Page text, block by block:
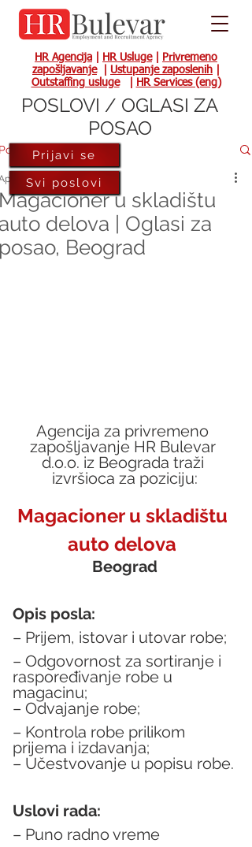
HR Agencija HR Usluge|
Privremeno
zapošljavanje| Ustupanje zaposlenih
Outstaffing usluge| HR Services (eng)
u skladištu
delova | Oglasi za
Beograd
13, 2022
Agencija za privremeno
zapošljavanje HR Bulevar
d.o.o. iz Beograda traži
izvršioca za poziciju:
Magacioner u skladištu
auto delova
Beograd
Opis posla:
– Prijem, istovar i utovar robe;
– Odgovornost za sortiranje i
raspoređivanje robe u
magacinu;
– Odvajanje robe;
– Kontrola robe prilikom
prijema i izdavanja;
– Učestvovanje u popisu robe.
Uslovi rada:
– Puno radno vreme
Prijavi se
Svi poslovi
POSLOVI / OGLASI ZA
POSAO